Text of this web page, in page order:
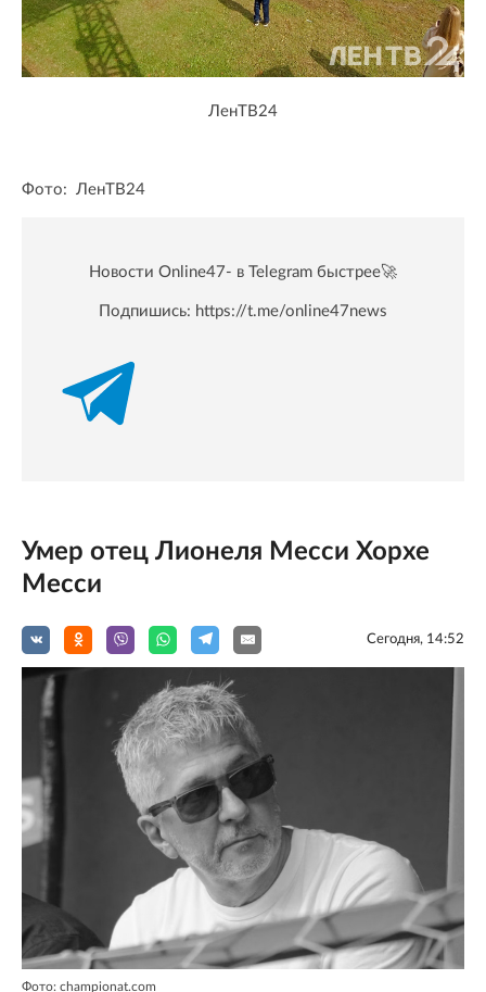
ЛенТВ24
Фото: ЛенТВ24
Новости Online47- в Telegram быстрее🚀
Подпишись: https://t.me/online47news
Умер отец Лионеля Месси Хорхе
Месси
Сегодня, 14:52
Фото: championat.com